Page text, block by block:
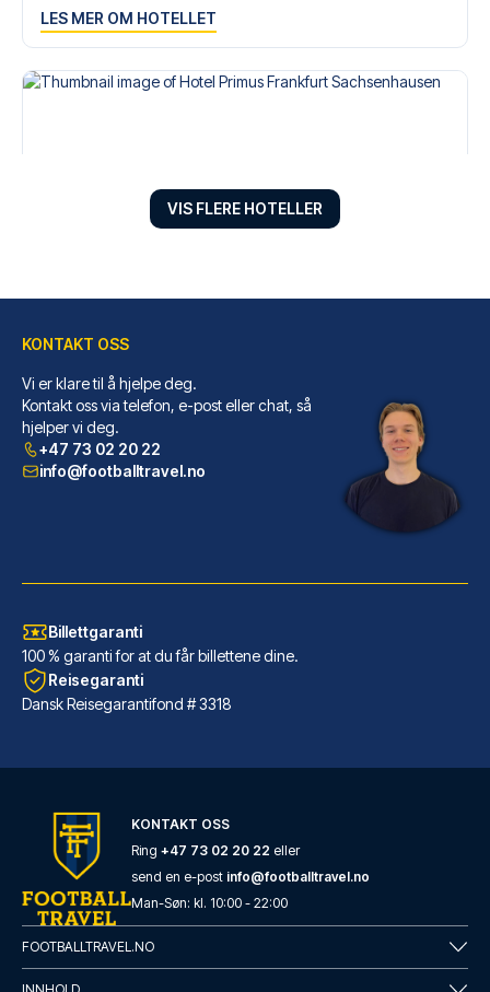
LES MER OM HOTELLET
Velger du Hotel Primus Frankfu...
LES MER OM HOTELLET
LES MER OM HOTELLET
VIS FLERE HOTELLER
KONTAKT OSS
Vi er klare til å hjelpe deg.
Kontakt oss via telefon, e-post eller chat, så
hjelper vi deg.
+47 73 02 20 22
info@footballtravel.no
Billettgaranti
100 % garanti for at du får billettene dine.
Reisegaranti
Dansk Reisegarantifond # 3318
KONTAKT OSS
Ring +47 73 02 20 22 eller
send en e-post info@footballtravel.no
Man-Søn: kl. 10:00 - 22:00
FOOTBALLTRAVEL.NO